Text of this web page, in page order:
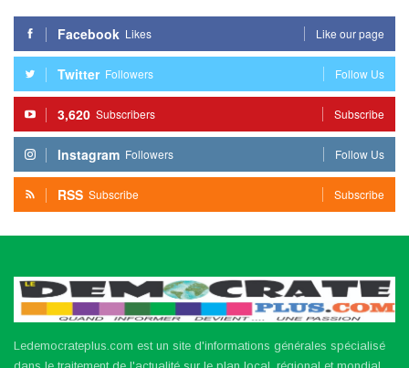
Facebook Likes Like our page
Twitter Followers Follow Us
3,620 Subscribers Subscribe
Instagram Followers Follow Us
RSS Subscribe Subscribe
Ledemocrateplus.com est un site d'informations générales spécialisé